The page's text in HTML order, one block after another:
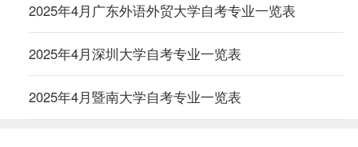
2025年4月广东外语外贸大学自考专业一览表
2025年4月深圳大学自考专业一览表
2025年4月暨南大学自考专业一览表